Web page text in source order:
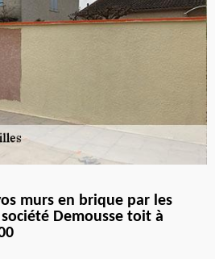
murs en brique par les
Demousse toit à